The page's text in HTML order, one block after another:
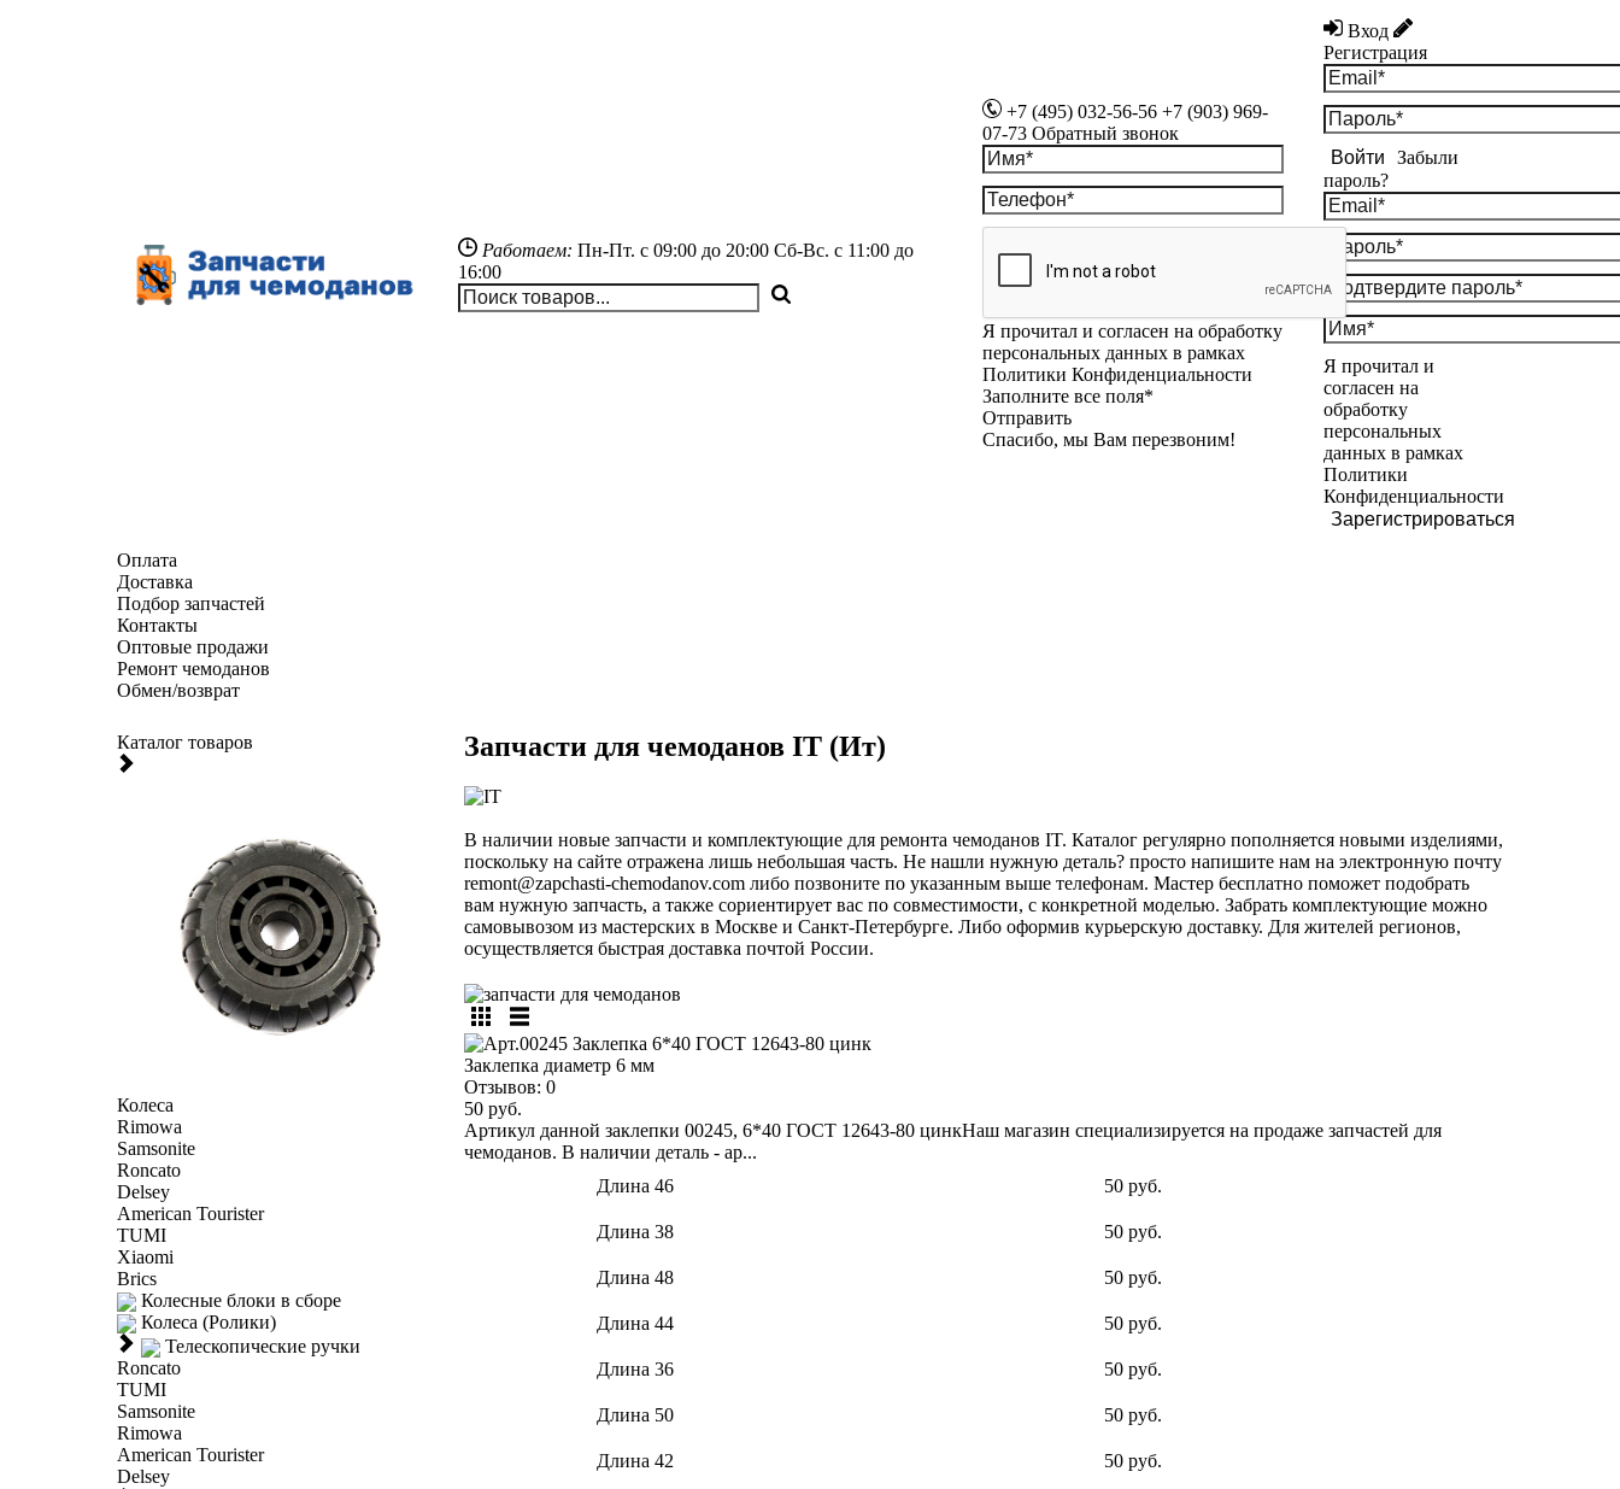
Работаем: Пн-Пт. с 09:00 до 20:00Сб-Вс. с 11:00 до
16:00
+7 (495) 032-56-56 +7 (903) 969-
07-73 Обратный звонок
Я прочитал и согласен на обработку
персональных данных в рамках
Политики Конфиденциальности
Заполните все поля*
Отправить
Спасибо, мы Вам перезвоним!
Вход
Регистрация
Войти
Забыли
пароль?
Я прочитал и
согласен на
обработку
персональных
данных в рамках
Политики
Конфиденциальности
Зарегистрироваться
Оплата
Доставка
Подбор запчастей
Контакты
Оптовые продажи
Ремонт чемоданов
Обмен/возврат
Каталог товаров
Колеса
Rimowa
Samsonite
Roncato
Delsey
American Tourister
TUMI
Xiaomi
Brics
Колесные блоки в сборе
Колеса (Ролики)
Телескопические ручки
Roncato
TUMI
Samsonite
Rimowa
American Tourister
Delsey
Запчасти для чемоданов IT (Ит)
В наличии новые запчасти и комплектующие для ремонта чемоданов IT. Каталог регулярно пополняется новыми изделиями,
поскольку на сайте отражена лишь небольшая часть. Не нашли нужную деталь? просто напишите нам на электронную почту
remont@zapchasti-chemodanov.com либо позвоните по указанным выше телефонам. Мастер бесплатно поможет подобрать
вам нужную запчасть, а также сориентирует вас по совместимости, с конкретной моделью. Забрать комплектующие можно
самовывозом из мастерских в Москве и Санкт-Петербурге. Либо оформив курьерскую доставку. Для жителей регионов,
осуществляется быстрая доставка почтой России.
Заклепка диаметр 6 мм
Отзывов: 0
50 руб.
Артикул данной заклепки 00245, 6*40 ГОСТ 12643-80 цинкНаш магазин специализируется на продаже запчастей для
чемоданов. В наличии деталь - ар...
Длина 46
50 руб.
Длина 38 50 руб.
Длина 48 50 руб.
Длина 44 50 руб.
Длина 36 50 руб.
Длина 50 50 руб.
Длина 42 50 руб.